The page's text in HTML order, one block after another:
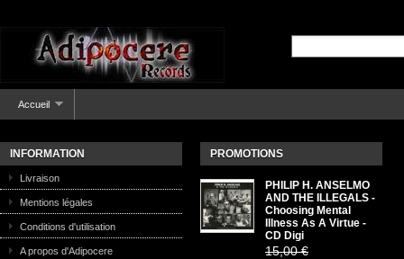
Accueil
INFORMATION
Livraison
Mentions légales
Conditions d'utilisation
A propos d'Adipocere
PROMOTIONS
PHILIP H. ANSELMO
AND THE ILLEGALS -
Choosing Mental
Illness As A Virtue -
CD Digi
15,00 €